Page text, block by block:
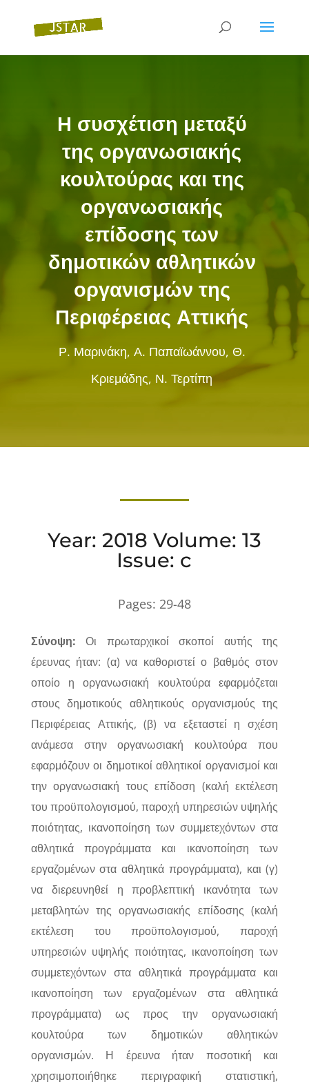
Η συσχέτιση μεταξύ
της οργανωσιακής
κουλτούρας και της
οργανωσιακής
επίδοσης των
δημοτικών αθλητικών
οργανισμών της
Περιφέρειας Αττικής
Ρ. Μαρινάκη, Α. Παπαϊωάννου, Θ.
Κριεμάδης, Ν. Τερτίπη
Year: 2018 Volume: 13
Issue: c
Pages: 29-48
Σύνοψη:Οι πρωταρχικοί σκοποί αυτής της
έρευνας ήταν: (α) να καθοριστεί ο βαθμός στον
οποίο η οργανωσιακή κουλτούρα εφαρμόζεται
στους δημοτικούς αθλητικούς οργανισμούς της
Περιφέρειας Αττικής, (β) να εξεταστεί η σχέση
ανάμεσα στην οργανωσιακή κουλτούρα που
εφαρμόζουν οι δημοτικοί αθλητικοί οργανισμοί και
την οργανωσιακή τους επίδοση (καλή εκτέλεση
του προϋπολογισμού, παροχή υπηρεσιών υψηλής
ποιότητας, ικανοποίηση των συμμετεχόντων στα
αθλητικά προγράμματα και ικανοποίηση των
εργαζομένων στα αθλητικά προγράμματα), και (γ)
να διερευνηθεί η προβλεπτική ικανότητα των
μεταβλητών της οργανωσιακής επίδοσης (καλή
εκτέλεση του προϋπολογισμού, παροχή
υπηρεσιών υψηλής ποιότητας, ικανοποίηση των
συμμετεχόντων στα αθλητικά προγράμματα και
ικανοποίηση των εργαζομένων στα αθλητικά
προγράμματα) ως προς την οργανωσιακή
κουλτούρα των δημοτικών αθλητικών
οργανισμών. Η έρευνα ήταν ποσοτική και
χρησιμοποιήθηκε περιγραφική στατιστική,